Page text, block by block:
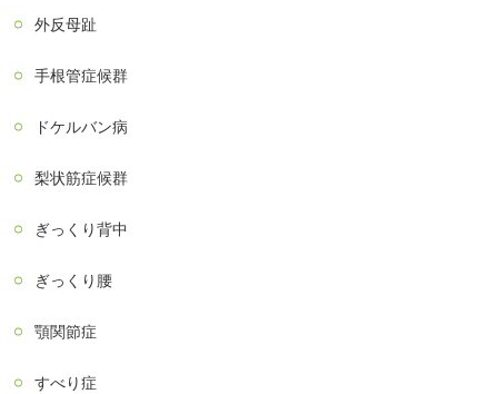
外反母趾
手根管症候群
ドケルバン病
梨状筋症候群
ぎっくり背中
ぎっくり腰
顎関節症
すべり症